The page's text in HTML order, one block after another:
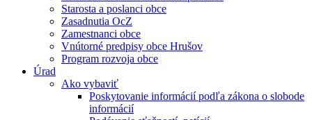
Starosta a poslanci obce
Zasadnutia OcZ
Zamestnanci obce
Vnútorné predpisy obce Hrušov
Program rozvoja obce
Úrad
Ako vybaviť
Poskytovanie informácií podľa zákona o slobode
informácií